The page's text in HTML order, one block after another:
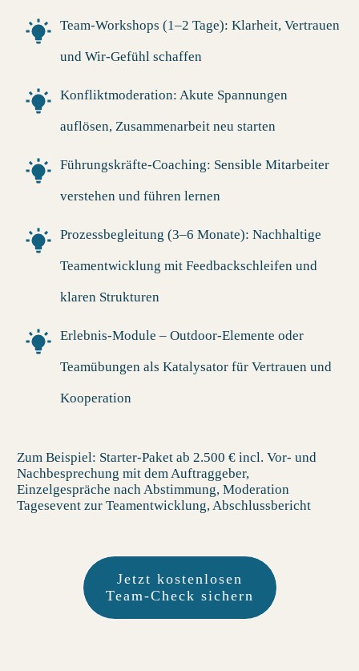
Team-Workshops (1–2 Tage): Klarheit, Vertrauen
und Wir-Gefühl schaffen
Konfliktmoderation: Akute Spannungen
auflösen, Zusammenarbeit neu starten
Führungskräfte-Coaching: Sensible Mitarbeiter
verstehen und führen lernen
Prozessbegleitung (3–6 Monate): Nachhaltige
Teamentwicklung mit Feedbackschleifen und
klaren Strukturen
Erlebnis-Module – Outdoor-Elemente oder
Teamübungen als Katalysator für Vertrauen und
Kooperation
Zum Beispiel: Starter-Paket ab 2.500 € incl. Vor- und
Nachbesprechung mit dem Auftraggeber,
Einzelgespräche nach Abstimmung, Moderation
Tagesevent zur Teamentwicklung, Abschlussbericht
Jetzt kostenlosen
Team-Check sichern